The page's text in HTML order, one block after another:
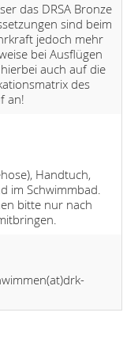
das DRSA Bronze
sind beim
jedoch mehr
bei Ausflügen
auch auf die
des
an!
Handtuch,
im Schwimmbad.
bitte nur nach